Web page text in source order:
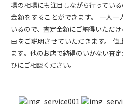
場の相場にも注目しながら行ってい
金額をすることができます。 一人
いるので、査定金額にご納得いただ
由をご説明させていただきます。
ます。他のお店で納得のいかない査
ひにご相談ください。